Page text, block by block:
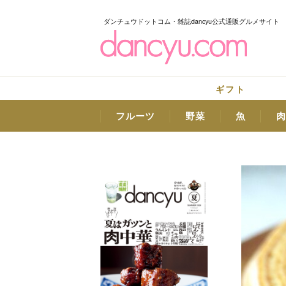
ダンチュウドットコム・雑誌dancyu公式通販グルメサイト
ギフト
フルーツ 野菜 魚 肉